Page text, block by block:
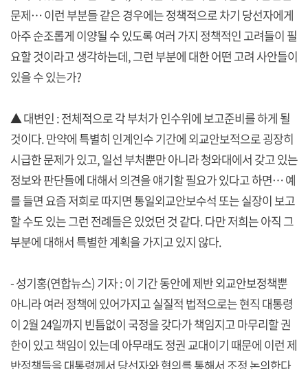
문제… 이런 부분들 같은 경우에는 정책적으로 차기 당선자에게
아주 순조롭게 이양될 수 있도록 여러 가지 정책적인 고려들이 필
요할 것이라고 생각하는데, 그런 부분에 대한 어떤 고려 사안들이
있을 수 있는가?
▲ 대변인 : 전체적으로 각 부처가 인수위에 보고준비를 하게 될
것이다. 만약에 특별히 인계인수 기간에 외교안보적으로 굉장히
시급한 문제가 있고, 일선 부처뿐만 아니라 청와대에서 갖고 있는
정보와 판단들에 대해서 의견을 얘기할 필요가 있다고 하면… 예
를 들면 요즘 저희로 따지면 통일외교안보수석 또는 실장이 보고
할 수도 있는 그런 전례들은 있었던 것 같다. 다만 저희는 아직 그
부분에 대해서 특별한 계획을 가지고 있지 않다.
- 성기홍(연합뉴스) 기자 : 이 기간 동안에 제반 외교안보정책뿐
아니라 여러 정책에 있어가지고 실질적 법적으로는 현직 대통령
이 2월 24일까지 빈틈없이 국정을 갖다가 책임지고 마무리할 권
한이 있고 책임이 있는데 아무래도 정권 교대이기 때문에 이런 제
반정책들을 대통령께서 당선자와 협의를 통해서 조정 논의한다